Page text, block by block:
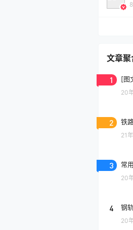
文章聚
1 [图
20
2 铁
21
3 常
20
4 钢
20